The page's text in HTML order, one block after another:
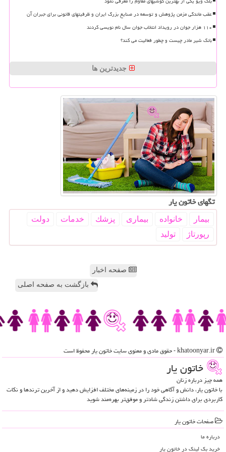
عقب ماندگی مزمن پژوهش و توسعه در صنایع بزرگ ایران و ظرفیتهای قانونی برای جبران آن
۱۱۰ هزار جوان در رویداد انتخاب جوان سال نام نویسی کردند
بانک شیر مادر چیست و چطور فعالیت می کند؟
جدیدترین ها
تگهای خاتون یار
بیمار خانواده بیماری پزشك خدمات
دولت
رپورتاژ
تولید
صفحه اخبار
بازگشت به صفحه اصلی
خاتون یار
همه چیز درباره زنان
با خاتون یار، دانش و آگاهی خود را در زمینه‌های مختلف افزایش دهید و از آخرین ترندها و نکات
کاربردی برای داشتن زندگی شادتر و موفق‌تر بهره‌مند شوید
صفحات خاتون یار
درباره ما
خرید بک لینک در خاتون یار